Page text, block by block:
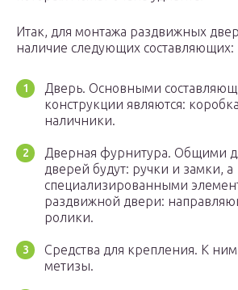
Итак, для монтажа раздвижных
наличие следующих составляющих:
Дверь. Основными
конструкции являются:
наличники.
Дверная фурнитура. Общими
дверей будут: ручки и замки, а
специализированными
раздвижной двери:
ролики.
Средства для крепления. К ним
метизы.